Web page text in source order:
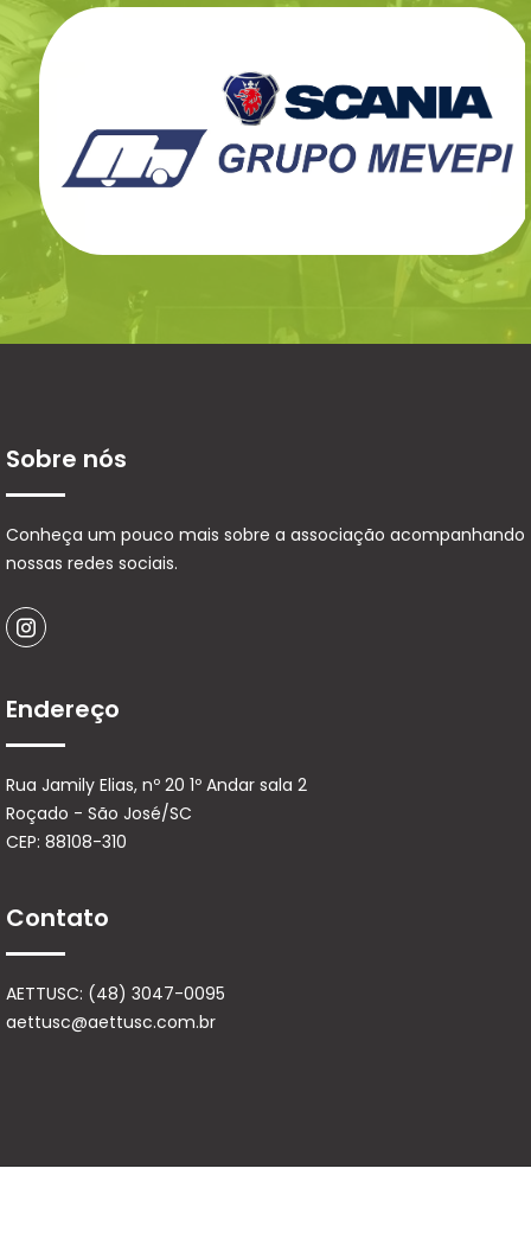
Sobre nós
Conheça um pouco mais sobre a associação acompanhando
nossas redes sociais.
Endereço
Rua Jamily Elias, nº 20 1º Andar sala 2
Roçado - São José/SC
CEP: 88108-310
Contato
AETTUSC: (48) 3047-0095
aettusc@aettusc.com.br